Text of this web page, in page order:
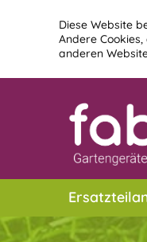
Diese Website
Andere
anderen